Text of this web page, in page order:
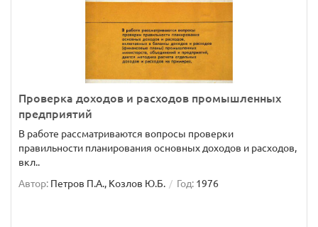
Проверка доходов и расходов промышленных
предприятий
В работе рассматриваются вопросы проверки
правильности планирования основных доходов и расходов,
вкл..
Автор: Петров П.А., Козлов Ю.Б. Год: 1976